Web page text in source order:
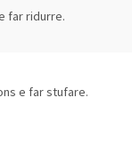
far ridurre.
e far stufare.